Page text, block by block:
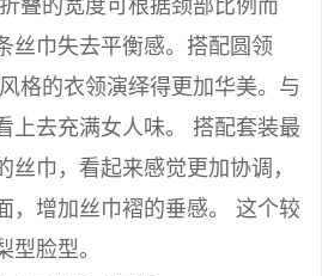
叠的宽度可根据颈部比例而
丝巾失去平衡感。搭配圆领
格的衣领演绎得更加华美。与
上去充满女人味。 搭配套装最
丝巾，看起来感觉更加协调，
，增加丝巾褶的垂感。 这个较
型脸型。